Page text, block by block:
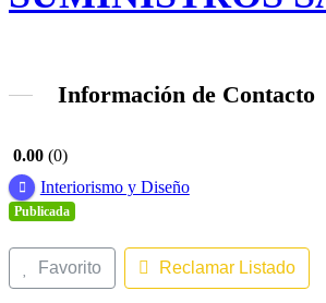
Información de Contacto
0.00 0
Interiorismo y Diseño
Publicada
Favorito Reclamar Listado